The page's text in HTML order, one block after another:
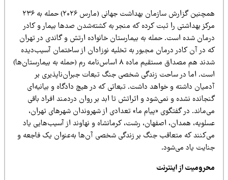
همچنین گزارش سازمان بهداشت جهانی (مارس ۲۰۲۶) حمله به ۲۳۶
بهداشتی را ثبت کرده که منجر به کشته‌شدن صدها بیمار و کادر
شده است. حمله به بیمارستان خانواده ارتش و گاندی در تهران
در آن کادر درمان مجبور به تخلیه نوزادان از ساختمان آسیب‌دیده
شدند هم مصداق مستقیم ماده ۸ اساس‌نامه رم (حمله به بیمارستان‌ها)
اما در ساحت زندگی شخصی جنگ تبعات جبران‌ناپذیری بر
داشته و خواهد داشت. تبعاتی که در هیچ دادگاه و بیانیه‌ای
نشده و نمی‌شود و اثراتش تا ابد بر روان دردمند افراد باقی
در گفتگوی «پیام ما» تعدادی از شهروندان شهرهای تهران،
همدان، اصفهان، رشت، کرمانشاه و نهاوند از آسیب‌هایی یاد
که متعاقب جنگ بر زندگی شخصی آن‌ها به‌عنوان یک فاجعه و
یاد می‌شود.
از اینترنت